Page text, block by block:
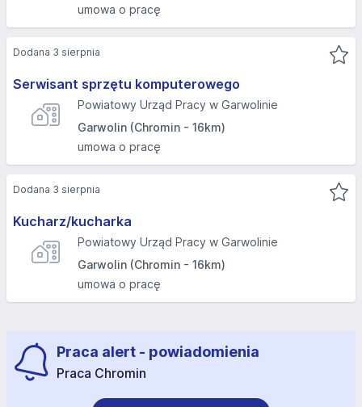
umowa o pracę
Serwisant sprzętu komputerowego
Powiatowy Urząd Pracy w Garwolinie
Garwolin (Chromin - 16km)
umowa o pracę
Dodana 3 sierpnia
Kucharz/kucharka
Powiatowy Urząd Pracy w Garwolinie
Garwolin (Chromin - 16km)
umowa o pracę
Dodana 3 sierpnia
Praca alert - powiadomienia
Praca Chromin